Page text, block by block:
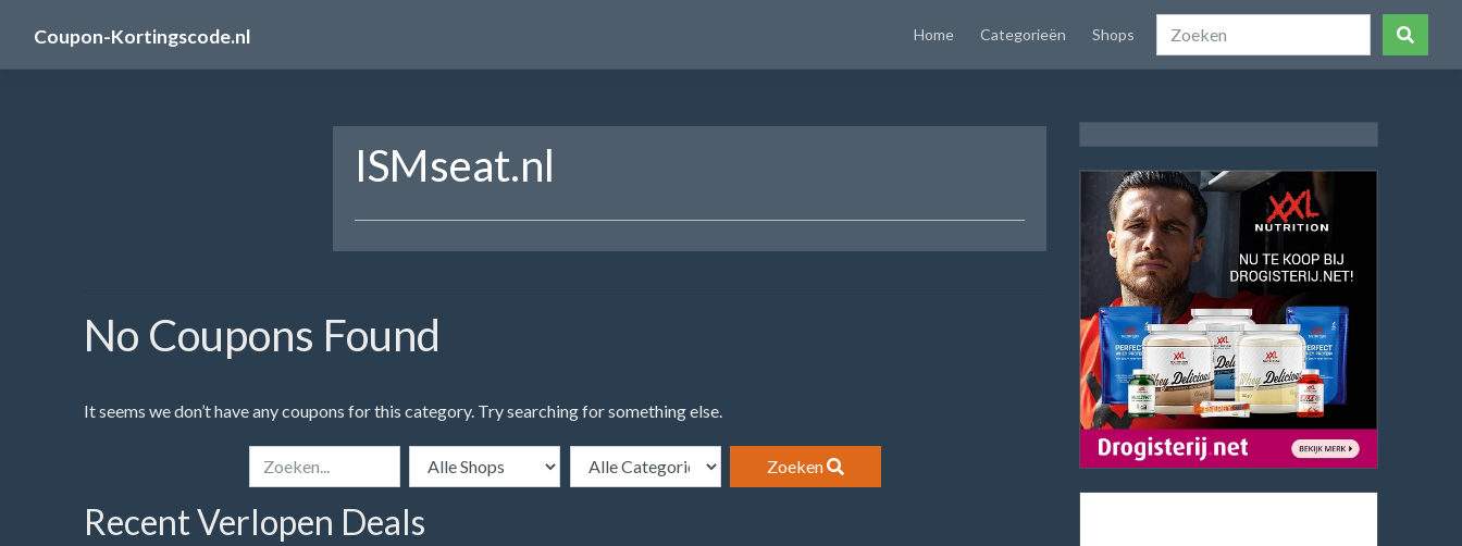
Coupon-Kortingscode.nl Home Categorieën Shops
ISMseat.nl
No Coupons Found
It seems we don’t have any coupons for this category. Try searching for something else.
Zoeken
Recent Verlopen Deals